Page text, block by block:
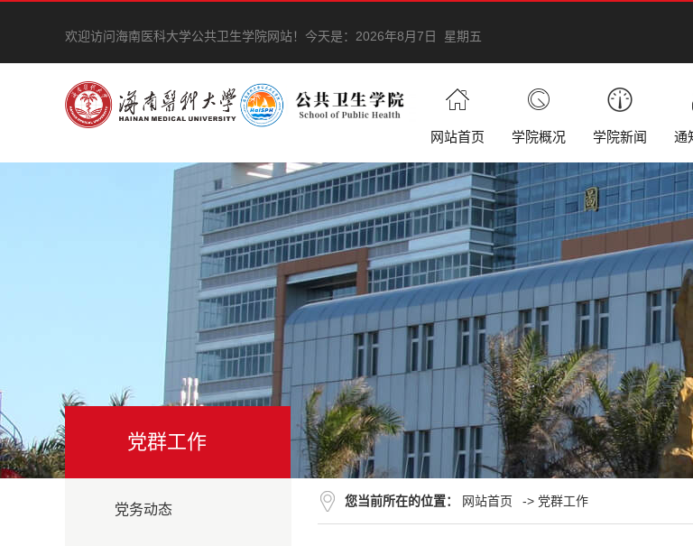
欢迎访问海南医科大学公共卫生学院网站！ 今天是： 2026年8月7日 星期五
网站首页 学院概况 学院新闻 通
党群工作
党务动态
您当前所在的位置： 网站首页 -> 党群工作